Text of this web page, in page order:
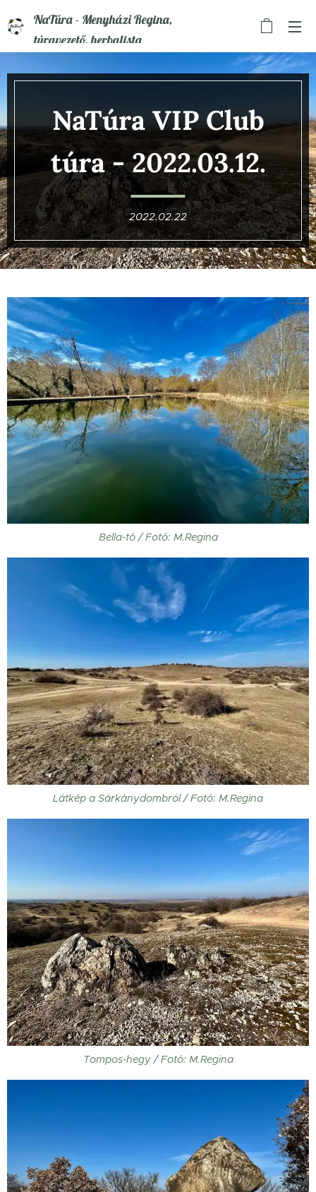
NaTúra - Menyházi Regina,
túravezető, herbalista
NaTúra VIP Club
túra - 2022.03.12.
2022.02.22
Bella-tó / Fotó: M.Regina
Látkép a Sárkánydombról / Fotó: M.Regina
Tompos-hegy / Fotó: M.Regina